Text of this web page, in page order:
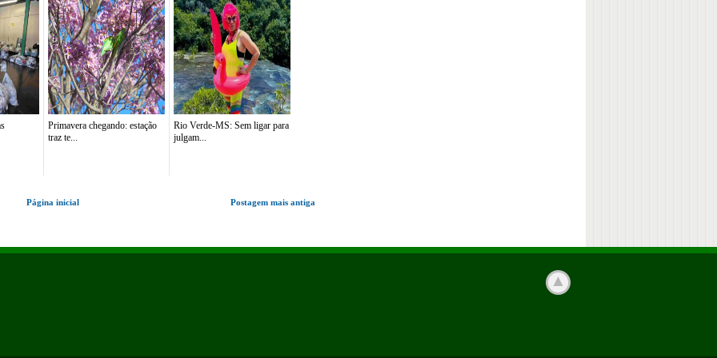
Primavera chegando: estação
traz te...
Rio Verde-MS: Sem ligar para
julgam...
Postagem mais antiga
Página inicial